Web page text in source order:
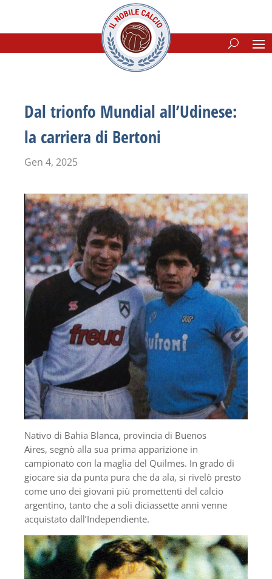
Dal trionfo Mundial all’Udinese:
la carriera di Bertoni
Gen 4, 2025
Nativo di Bahia Blanca, provincia di Buenos
Aires, segnò alla sua prima apparizione in
campionato con la maglia del Quilmes. In grado di
giocare sia da punta pura che da ala, si rivelò presto
come uno dei giovani più promettenti del calcio
argentino, tanto che a soli diciassette anni venne
acquistato dall’Independiente.